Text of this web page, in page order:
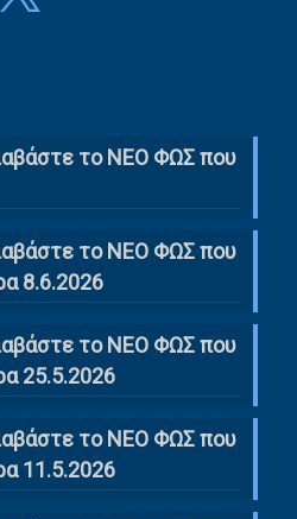
το NΕΟ ΦΩΣ που
το ΝΕΟ ΦΩΣ που
8.6.2026
το ΝΕΟ ΦΩΣ που
25.5.2026
το ΝΕΟ ΦΩΣ που
11.5.2026